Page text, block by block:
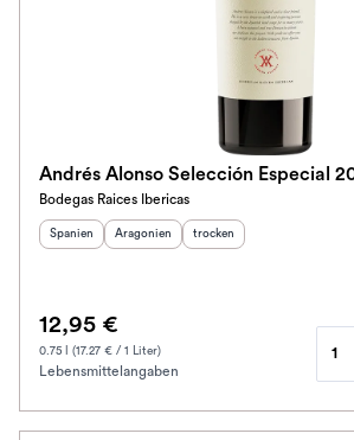
Andrés Alonso Selección Especial
Bodegas Raices Ibericas
Herkunftsland:
Spanien Herkunftsregion:
Aragonien Geschmack
trocken
12,95 €
0.75 l (17.27 € / 1 Liter)
Lebensmittelangaben
1